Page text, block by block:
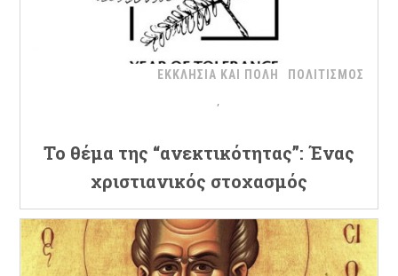
ΕΚΚΛΗΣΙΑ ΚΑΙ ΠΟΛΗ ΠΟΛΙΤΙΣΜΟΣ
Το θέμα της “ανεκτικότητας”: Ένας
χριστιανικός στοχασμός